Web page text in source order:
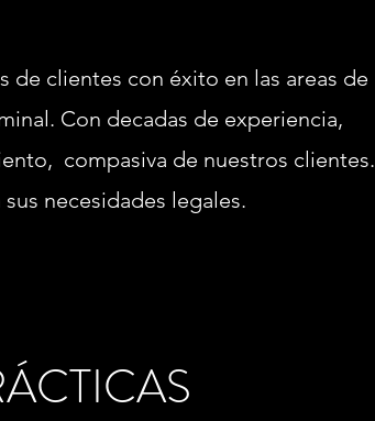
de clientes con éxito en las areas de
Con decadas de experiencia,
compasiva de nuestros clientes.
necesidades legales.